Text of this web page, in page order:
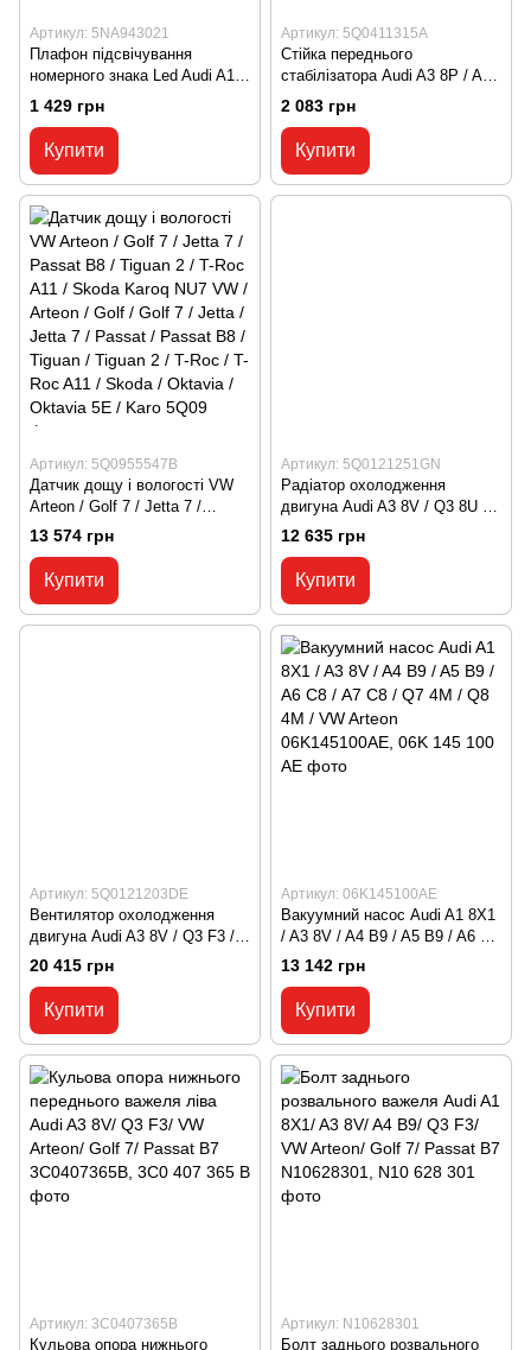
Артикул: 5NA943021
Плафон підсвічування
номерного знака Led Audi A1
8X1 / A3 8V / A4 B9 / A6 C7 /
A7 C7 / Q7 4M / VW Golf 7
Audi / A1 / A1 8X1 / A3 / A3 8V
/ A3 8Y / A4 / A4 B9 / A6 / A6
C7 / A7 / A7 C7 / Q3 / Q3 F3 /
Q7 / Q7 4M / RS3 / RS3 8V /
RS6 / RS6 С7 / RS6 C8 / 5NA9
1 429 грн
Купити
Артикул: 5Q0411315A
Стійка переднього
стабілізатора Audi A3 8P / A3
8V / TT MK3 / VW Arteon / Golf
7 / Passat B7 / Tiguan 2 Audi /
A3 / A3 8P / A3 8V / Q3 / Q3
8U / TT / TT MK3 / TTRS /
TTRS 8V / TTS / TTS MK3 /
2 083 грн
Купити
Артикул: 5Q0955547B
Датчик дощу і вологості VW
Arteon / Golf 7 / Jetta 7 /
Passat B8 / Tiguan 2 / T-Roc
A11 / Skoda Karoq NU7 VW /
Arteon / Golf / Golf 7 / Jetta /
Jetta 7 / Passat / Passat B8 /
Tiguan / Tiguan 2 / T-Roc / T-
13 574 грн
Купити
Артикул: 5Q0121251GN
Радіатор охолодження
двигуна Audi A3 8V / Q3 8U /
VW Arteon / Golf 7 / Golf 8 /
Jetta 7 / Passat B8
5Q0121251GN, 5Q0 121 251
GN
12 635 грн
Купити
Артикул: 5Q0121203DE
Вентилятор охолодження
двигуна Audi A3 8V / Q3 F3 /
TT MK3 / VW Golf 7 / Passat
B8 / Tiguan 2 / T-Roc A11
5Q0121203DE, 5Q0 121 203
DE
20 415 грн
Купити
Артикул: 06K145100AE
Вакуумний насос Audi A1 8X1
/ A3 8V / A4 B9 / A5 B9 / A6 С8
/ A7 C8 / Q7 4M / Q8 4M / VW
Arteon 06K145100AE, 06K 145
100 AE
13 142 грн
Купити
Артикул: 3C0407365B
Кульова опора нижнього
Артикул: N10628301
Болт заднього розвального